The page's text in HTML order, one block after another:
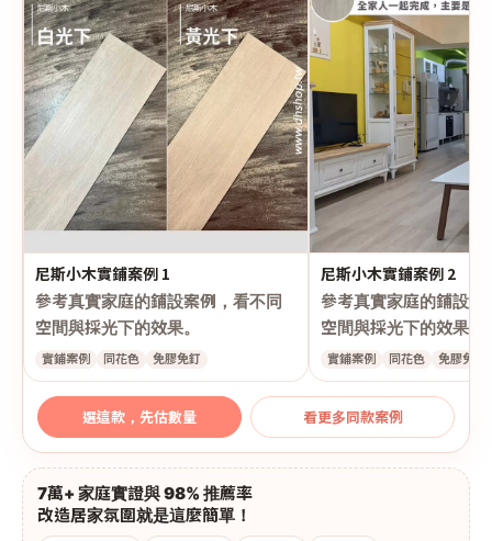
尼斯小木實鋪案例 1
參考真實家庭的鋪設案例，看不同
空間與採光下的效果。
實鋪案例 同花色 免膠免釘
尼斯小木實鋪案例 2
參考真實家庭的鋪設案
空間與採光下的效果。
實鋪案例 同花色 免膠免釘
選這款，先估數量 看更多同款案例
7萬+ 家庭實證與 98% 推薦率
改造居家氛圍就是這麼簡單！